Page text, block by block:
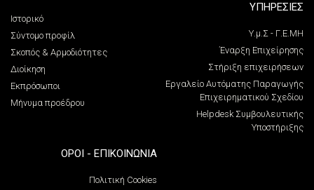
Ιστορικό
Σύντομο προφίλ
Σκοπός & Αρμοδιότητες
Διοίκηση
Εκπρόσωποι
Μήνυμα προέδρου
ΥΠΗΡΕΣΙΕΣ
Υ.μ.Σ - Γ.Ε.ΜΗ
Έναρξη Επιχείρησης
Στήριξη επιχειρήσεων
Εργαλείο Αυτόματης Παραγωγής
Επιχειρηματικού Σχεδίου
Helpdesk Συμβουλευτικής
Υποστήριξης
ΌΡΟΙ - ΕΠΙΚΟΙΝΩΝΊΑ
Πολιτική Cookies